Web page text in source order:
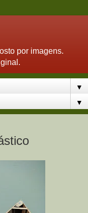
por imagens.
▼
▼